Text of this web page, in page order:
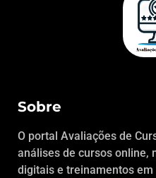
Sobre
O portal Avaliações de
análises de cursos online,
digitais e treinamentos